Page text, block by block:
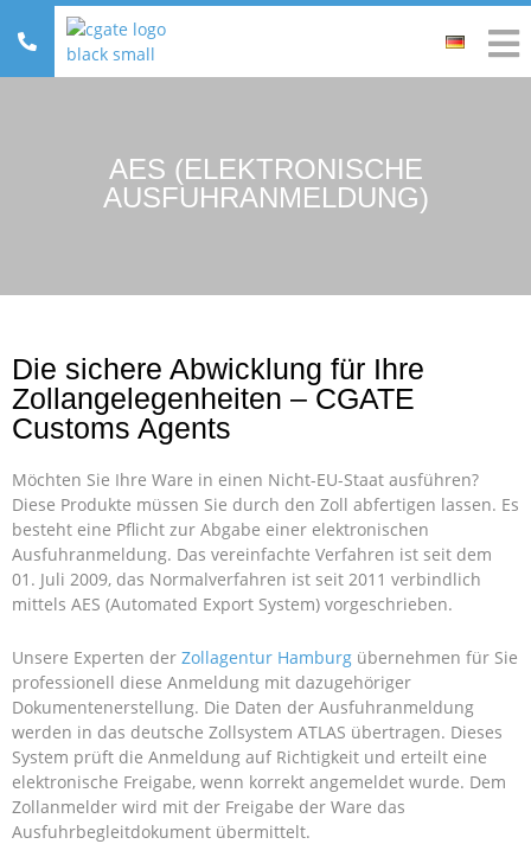
AES (ELEKTRONISCHE
AUSFUHRANMELDUNG)
Die sichere Abwicklung für Ihre
Zollangelegenheiten – CGATE
Customs Agents
Möchten Sie Ihre Ware in einen Nicht-EU-Staat ausführen?
Diese Produkte müssen Sie durch den Zoll abfertigen lassen. Es
besteht eine Pflicht zur Abgabe einer elektronischen
Ausfuhranmeldung. Das vereinfachte Verfahren ist seit dem
01. Juli 2009, das Normalverfahren ist seit 2011 verbindlich
mittels AES (Automated Export System) vorgeschrieben.
Unsere Experten der Zollagentur Hamburg übernehmen für Sie
professionell diese Anmeldung mit dazugehöriger
Dokumentenerstellung. Die Daten der Ausfuhranmeldung
werden in das deutsche Zollsystem ATLAS übertragen. Dieses
System prüft die Anmeldung auf Richtigkeit und erteilt eine
elektronische Freigabe, wenn korrekt angemeldet wurde. Dem
Zollanmelder wird mit der Freigabe der Ware das
Ausfuhrbegleitdokument übermittelt.